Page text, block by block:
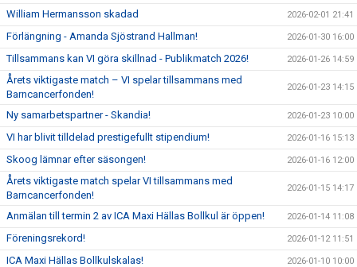
William Hermansson skadad 2026-02-01 21:41
Förlängning - Amanda Sjöstrand Hallman! 2026-01-30 16:00
Tillsammans kan VI göra skillnad - Publikmatch 2026! 2026-01-26 14:59
Årets viktigaste match – VI spelar tillsammans med
Barncancerfonden!
2026-01-23 14:15
Ny samarbetspartner - Skandia! 2026-01-23 10:00
VI har blivit tilldelad prestigefullt stipendium! 2026-01-16 15:13
Skoog lämnar efter säsongen! 2026-01-16 12:00
Årets viktigaste match spelar VI tillsammans med
Barncancerfonden!
2026-01-15 14:17
Anmälan till termin 2 av ICA Maxi Hällas Bollkul är öppen! 2026-01-14 11:08
Föreningsrekord! 2026-01-12 11:51
ICA Maxi Hällas Bollkulskalas! 2026-01-10 10:00